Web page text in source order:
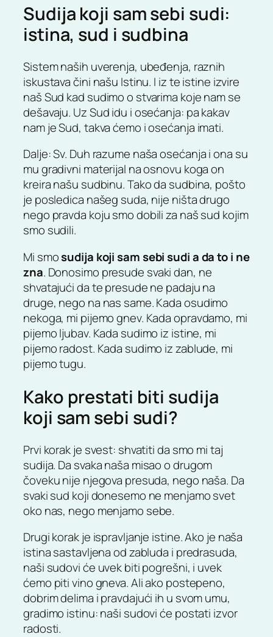
Sudija koji sam sebi sudi:
istina, sud i sudbina
Sistem naših uverenja, ubeđenja, raznih
iskustava čini našu Istinu. I iz te istine izvire
naš Sud kad sudimo o stvarima koje nam se
dešavaju. Uz Sud idu i osećanja: pa kakav
nam je Sud, takva ćemo i osećanja imati.
Dalje: Sv. Duh razume naša osećanja i ona su
mu gradivni materijal na osnovu koga on
kreira našu sudbinu. Tako da sudbina, pošto
je posledica našeg suda, nije ništa drugo
nego pravda koju smo dobili za naš sud kojim
smo sudili.
Mi smosudija koji sam sebi sudi a da to i ne
zna. Donosimo presude svaki dan, ne
shvatajući da te presude ne padaju na
druge, nego na nas same. Kada osudimo
nekoga, mi pijemo gnev. Kada opravdamo, mi
pijemo ljubav. Kada sudimo iz istine, mi
pijemo radost. Kada sudimo iz zablude, mi
pijemo tugu.
Kako prestati biti sudija
koji sam sebi sudi?
Prvi korak je svest: shvatiti da smo mi taj
sudija. Da svaka naša misao o drugom
čoveku nije njegova presuda, nego naša. Da
svaki sud koji donesemo ne menjamo svet
oko nas, nego menjamo sebe.
Drugi korak je ispravljanje istine. Ako je naša
istina sastavljena od zabluda i predrasuda,
naši sudovi će uvek biti pogrešni, i uvek
ćemo piti vino gneva. Ali ako postepeno,
dobrim delima i pravdajući ih u svom umu,
gradimo istinu: naši sudovi će postati izvor
radosti.